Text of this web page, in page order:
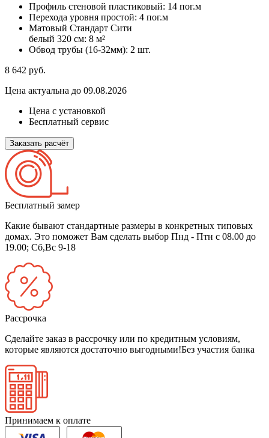
Профиль стеновой пластиковый: 14 пог.м
Перехода уровня простой: 4 пог.м
Матовый Стандарт Сити
белый 320 см: 8 м²
Обвод трубы (16-32мм): 2 шт.
8 642 руб.
Цена актуальна до 09.08.2026
Цена с установкой
Бесплатный сервис
Заказать расчёт
Бесплатный замер
Какие бывают стандартные размеры в конкретных типовых
домах. Это поможет Вам сделать выбор Пнд - Птн с 08.00 до
19.00; Сб,Вс 9-18
Рассрочка
Сделайте заказ в рассрочку или по кредитным условиям,
которые являются достаточно выгодными!Без участия банка
Принимаем к оплате